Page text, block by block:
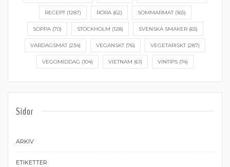
RECEPT(1287) RÖRA(62) SOMMARMAT(165)
SOPPA(70) STOCKHOLM (128) SVENSKA SMAKER(65)
VARDAGSMAT(234) VEGANSKT(76) VEGETARISKT(287)
VEGOMIDDAG (104) VIETNAM (61) VINTIPS (74)
Sidor
ARKIV
ETIKETTER